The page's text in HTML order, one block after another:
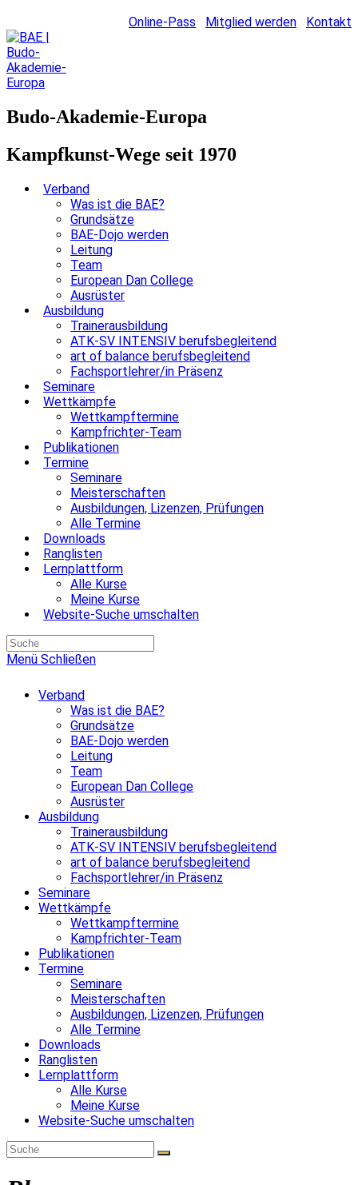
Online-Pass Mitglied werden Kontakt
Budo-Akademie-Europa
Kampfkunst-Wege seit 1970
Verband
Was ist die BAE?
Grundsätze
BAE-Dojo werden
Leitung
Team
European Dan College
Ausrüster
Ausbildung
Trainerausbildung
ATK-SV INTENSIV berufsbegleitend
art of balance berufsbegleitend
Fachsportlehrer/in Präsenz
Seminare
Wettkämpfe
Wettkampftermine
Kampfrichter-Team
Publikationen
Termine
Seminare
Meisterschaften
Ausbildungen, Lizenzen, Prüfungen
Alle Termine
Downloads
Ranglisten
Lernplattform
Alle Kurse
Meine Kurse
Website-Suche umschalten
Menü Schließen
Verband
Was ist die BAE?
Grundsätze
BAE-Dojo werden
Leitung
Team
European Dan College
Ausrüster
Ausbildung
Trainerausbildung
ATK-SV INTENSIV berufsbegleitend
art of balance berufsbegleitend
Fachsportlehrer/in Präsenz
Seminare
Wettkämpfe
Wettkampftermine
Kampfrichter-Team
Publikationen
Termine
Seminare
Meisterschaften
Ausbildungen, Lizenzen, Prüfungen
Alle Termine
Downloads
Ranglisten
Lernplattform
Alle Kurse
Meine Kurse
Website-Suche umschalten